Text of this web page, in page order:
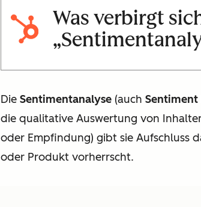
Was verbirgt
„
Die Sentimentanalyse (auch
die qualitative Auswertung von
oder Empfindung) gibt sie Aufschluss
oder Produkt vorherrscht.